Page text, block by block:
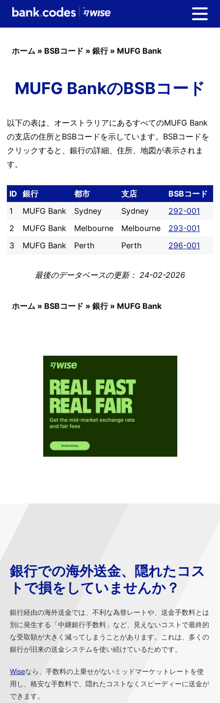
ホーム » BSBコード » 銀行» MUFG Bank
MUFG BankのBSBコード
以下の表は、オーストラリアにあるすべてのMUFG Bank
の支店の住所とBSBコードを示しています。BSBコードを
クリックすると、銀行の詳細、住所、地図が表示されま
す。
ID 銀行 都市 支店
BSBコード
1
MUFG Bank Sydney Sydney
292-001
2
MUFG Bank Melbourne Melbourne
293-001
3
MUFG Bank Perth Perth 296-001
最後のデータベースの更新： 24-02-2026
ホーム » BSBコード » 銀行» MUFG Bank
銀行での海外送金、隠れたコス
トで損をしていませんか？
銀行経由の海外送金では、不利な為替レートや、送金手数料とは
別に発生する「中継銀行手数料」など、見えないコストで最終的
な受取額が大きく減ってしまうことがあります。これは、多くの
銀行が旧来の送金システムを使い続けているためです。
Wiseなら、手数料の上乗せがないミッドマーケットレートを使
用し、格安な手数料で、隠れたコストなくスピーディーに送金が
できます。